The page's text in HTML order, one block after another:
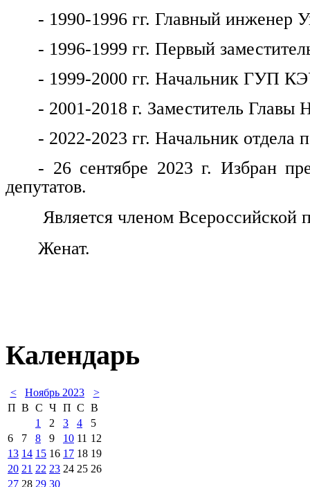
- 1990-1996 гг. Главный
- 1996-1999 гг. Первый
- 1999-2000 гг. Начальник ГУП
- 2001-2018 г. Заместитель Главы
- 2022-2023 гг. Начальник
- 26 сентябре 2023 г. Избран
депутатов.
Является членом Всероссийской
Женат.
Календарь
< Ноябрь 2023
>
П В С Ч П С В
1
2 3 4
5
6
7 8 9 10 11 12
13 14 15 16 17 18 19
20 21 22 23 24 25 26
27 28 29 30